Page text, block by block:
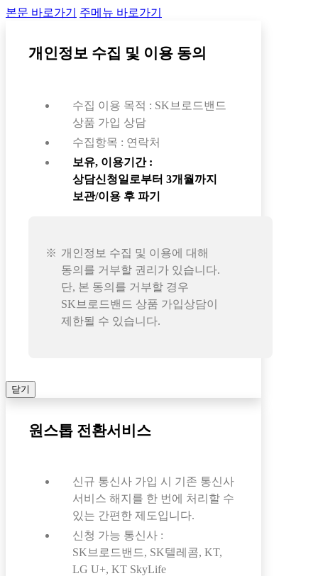
본문 바로가기 주메뉴 바로가기
개인정보 수집 및 이용 동의
수집 이용 목적 : SK브로드밴드
상품 가입 상담
수집항목 : 연락처
보유, 이용기간 :
상담신청일로부터 3개월까지
보관/이용 후 파기
개인정보 수집 및 이용에 대해
동의를 거부할 권리가 있습니다.
단, 본 동의를 거부할 경우
SK브로드밴드 상품 가입상담이
제한될 수 있습니다.
닫기
원스톱 전환서비스
신규 통신사 가입 시 기존 통신사
서비스 해지를 한 번에 처리할 수
있는 간편한 제도입니다.
신청 가능 통신사 :
SK브로드밴드, SK텔레콤, KT,
LG U+, KT SkyLife